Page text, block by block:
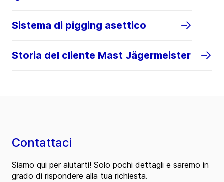
Sistema di pigging asettico
Storia del cliente Mast Jägermeister
Contattaci
Siamo qui per aiutarti! Solo pochi dettagli e saremo in
grado di rispondere alla tua richiesta.